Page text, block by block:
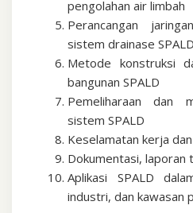
pengolahan air limbah
Perancangan
sistem drainase SPALD
Metode konstruksi
bangunan SPALD
Pemeliharaan dan
sistem SPALD
Keselamatan kerja
Dokumentasi, laporan
Aplikasi SPALD
industri, dan kawasan